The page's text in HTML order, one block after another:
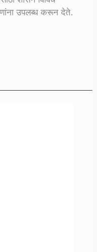
उपलब्ध करून देते.